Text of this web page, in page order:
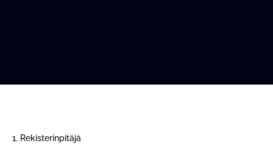
1. Rekisterinpitäjä